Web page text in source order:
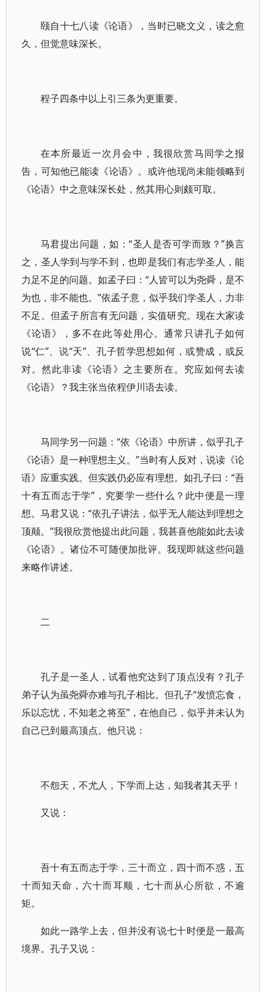
颐自十七八读《论语》，当时已晓文义，读之愈
久，但觉意味深长。
程子四条中以上引三条为更重要。
在本所最近一次月会中，我很欣赏马同学之报
告，可知他已能读《论语》。或许他现尚未能领略到
《论语》中之意味深长处，然其用心则颇可取。
马君提出问题，如：“圣人是否可学而致？”换言
之，圣人学到与学不到，也即是我们有志学圣人，能
力足不足的问题。如孟子曰：“人皆可以为尧舜，是不
为也，非不能也。”依孟子意，似乎我们学圣人，力非
不足。但孟子所言有无问题，实值研究。现在大家读
《论语》，多不在此等处用心。通常只讲孔子如何
说“仁”、说“天”、孔子哲学思想如何，或赞成，或反
对。然此非读《论语》之主要所在。究应如何去读
《论语》？我主张当依程伊川语去读。
马同学另一问题：“依《论语》中所讲，似乎孔子
《论语》是一种理想主义。”当时有人反对，说读《论
语》应重实践。但实践仍必应有理想。如孔子曰：“吾
十有五而志于学”，究要学一些什么？此中便是一理
想。马君又说：“依孔子讲法，似乎无人能达到理想之
顶颠。”我很欣赏他提出此问题，我甚喜他能如此去读
《论语》。诸位不可随便加批评。我现即就这些问题
来略作讲述。
二
孔子是一圣人，试看他究达到了顶点没有？孔子
弟子认为虽尧舜亦难与孔子相比。但孔子“发愤忘食，
乐以忘忧，不知老之将至”，在他自己，似乎并未认为
自己已到最高顶点。他只说：
不怨天，不尤人，下学而上达，知我者其天乎！
又说：
吾十有五而志于学，三十而立，四十而不惑，五
十而知天命，六十而耳顺，七十而从心所欲，不逾
矩。
如此一路学上去，但并没有说七十时便是一最高
境界。孔子又说：